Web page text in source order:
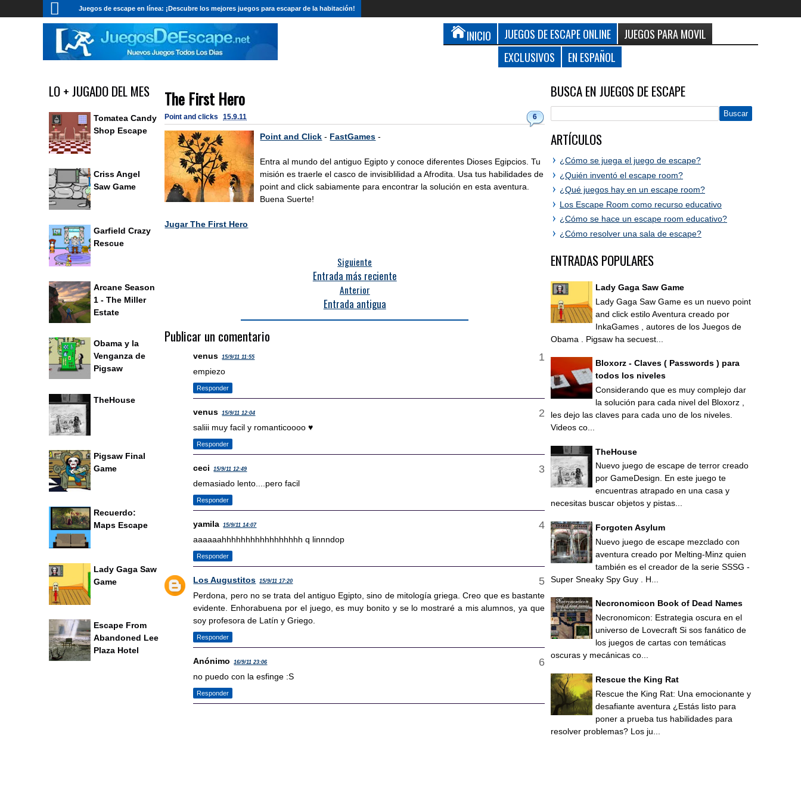
Juegos de escape en línea: ¡Descubre los mejores juegos para escapar de la habitación!
INICIO JUEGOS DE ESCAPE ONLINE
JUEGOS PARA MOVIL
EXCLUSIVOS
EN ESPAÑOL
The First Hero
6
Point and clicks 15.9.11
Point and Click - FastGames -
Entra al mundo del antiguo Egipto y conoce diferentes Dioses Egipcios. Tu
misión es traerle el casco de invisiblilidad a Afrodita. Usa tus habilidades de
point and click sabiamente para encontrar la solución en esta aventura.
Buena Suerte!
Jugar The First Hero
Siguiente
Entrada más reciente
Anterior
Entrada antigua
Publicar un comentario
venus 15/9/11 11:55
empiezo
Responder
venus 15/9/11 12:04
saliii muy facil y romanticoooo ♥
Responder
ceci 15/9/11 12:49
demasiado lento....pero facil
Responder
yamila 15/9/11 14:07
aaaaaahhhhhhhhhhhhhhhhh q linnndop
Responder
Los Augustitos 15/9/11 17:20
Perdona, pero no se trata del antiguo Egipto, sino de mitología griega. Creo que es bastante
evidente. Enhorabuena por el juego, es muy bonito y se lo mostraré a mis alumnos, ya que
soy profesora de Latín y Griego.
Responder
Anónimo 16/9/11 23:06
no puedo con la esfinge :S
Responder
LO + JUGADO DEL MES
Tomatea Candy
Shop Escape
Criss Angel
Saw Game
Garfield Crazy
Rescue
Arcane Season
1 - The Miller
Estate
Obama y la
Venganza de
Pigsaw
TheHouse
Pigsaw Final
Game
Recuerdo:
Maps Escape
Lady Gaga Saw
Game
Escape From
Abandoned Lee
Plaza Hotel
BUSCA EN JUEGOS DE ESCAPE
ARTÍCULOS
¿Cómo se juega el juego de escape?
¿Quién inventó el escape room?
¿Qué juegos hay en un escape room?
Los Escape Room como recurso educativo
¿Cómo se hace un escape room educativo?
¿Cómo resolver una sala de escape?
ENTRADAS POPULARES
Lady Gaga Saw Game
Lady Gaga Saw Game es un nuevo point
and click estilo Aventura creado por
InkaGames , autores de los Juegos de
Obama . Pigsaw ha secuest...
Bloxorz - Claves ( Passwords ) para
todos los niveles
Considerando que es muy complejo dar
la solución para cada nivel del Bloxorz ,
les dejo las claves para cada uno de los niveles.
Videos co...
TheHouse
Nuevo juego de escape de terror creado
por GameDesign. En este juego te
encuentras atrapado en una casa y
necesitas buscar objetos y pistas...
Forgoten Asylum
Nuevo juego de escape mezclado con
aventura creado por Melting-Minz quien
también es el creador de la serie SSSG -
Super Sneaky Spy Guy . H...
Necronomicon Book of Dead Names
Necronomicon: Estrategia oscura en el
universo de Lovecraft Si sos fanático de
los juegos de cartas con temáticas
oscuras y mecánicas co...
Rescue the King Rat
Rescue the King Rat: Una emocionante y
desafiante aventura ¿Estás listo para
poner a prueba tus habilidades para
resolver problemas? Los ju...